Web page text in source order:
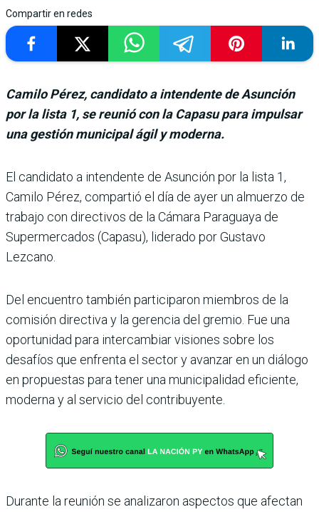
Compartir en redes
Camilo Pérez, candidato a intendente de Asunción
por la lista 1, se reunió con la Capasu para impulsar
una gestión municipal ágil y moderna.
El candidato a inten­dente de Asunción por la lista 1,
Camilo Pérez, compartió el día de ayer un almuerzo de
trabajo con directivos de la Cámara Paraguaya de
Supermercados (Capasu), liderado por Gus­tavo
Lezcano.
Del encuentro también parti­ciparon miembros de la
comi­sión directiva y la gerencia del gremio. Fue una
oportuni­dad para intercambiar visio­nes sobre los
desafíos que enfrenta el sector y avanzar en un diálogo
en propuestas para tener una municipalidad eficiente,
moderna y al servi­cio del contribuyente.
Durante la reunión se anali­zaron aspectos que afectan